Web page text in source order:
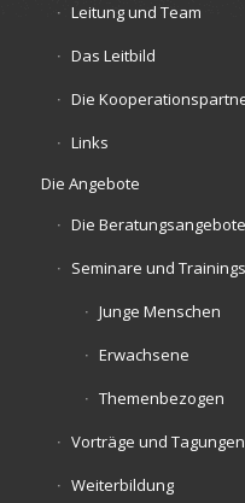
Leitung und Team
Das Leitbild
Die
Links
Die Angebote
Die Beratungsangebote
Seminare und Trainings
Junge Menschen
Erwachsene
Themenbezogen
Vorträge und Tagungen
Weiterbildung